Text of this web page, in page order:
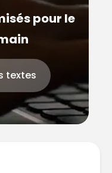
pour le
textes